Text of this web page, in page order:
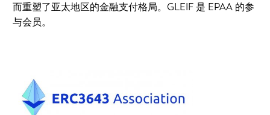
而重塑了亚太地区的金融支付格局。GLEIF 是 EPAA 的参
与会员。